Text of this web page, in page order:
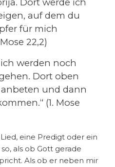
auf dem du
für mich
22,2)
werden noch
Dort oben
und dann
(1. Mose
eine Predigt oder ein
als ob Gott gerade
Als ob er neben mir